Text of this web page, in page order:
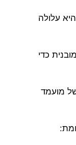
עלולה
כדי
של מועמד